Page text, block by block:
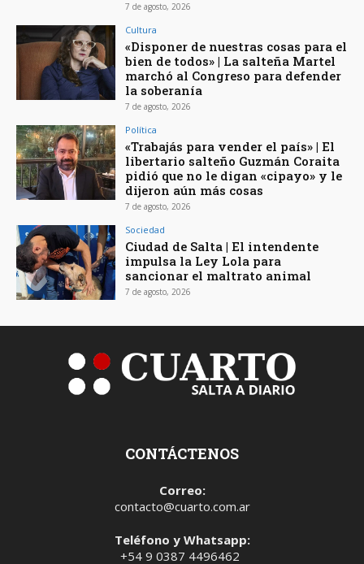
7 de agosto, 2026
Cultura
«Disponer de nuestras cosas para el
bien de todos» | La salteña Martel
marchó al Congreso para defender
la soberanía
7 de agosto, 2026
Política
«Trabajás para vender el país» | El
libertario salteño Guzmán Coraita
pidió que no le digan «cipayo» y le
dijeron aún más cosas
7 de agosto, 2026
Sociedad
Ciudad de Salta | El intendente
impulsa la Ley Lola para
sancionar el maltrato animal
7 de agosto, 2026
CONTÁCTENOS
Correo:
contacto@cuarto.com.ar
Teléfono y Whatsapp:
+54 9 0387 4496462